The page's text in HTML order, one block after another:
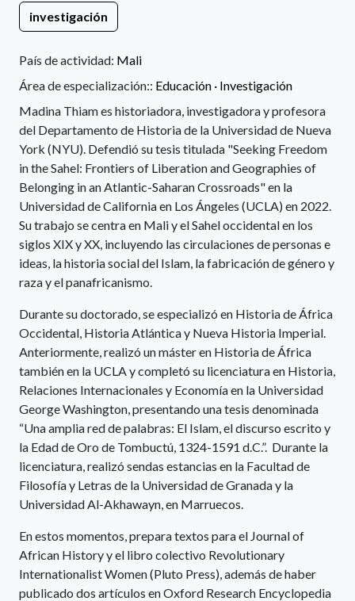
investigación
País de actividad: Mali
Área de especialización:: Educación · Investigación
Madina Thiam es historiadora, investigadora y profesora
del Departamento de Historia de la Universidad de Nueva
York (NYU). Defendió su tesis titulada "Seeking Freedom
in the Sahel: Frontiers of Liberation and Geographies of
Belonging in an Atlantic-Saharan Crossroads" en la
Universidad de California en Los Ángeles (UCLA) en 2022.
Su trabajo se centra en Mali y el Sahel occidental en los
siglos XIX y XX, incluyendo las circulaciones de personas e
ideas, la historia social del Islam, la fabricación de género y
raza y el panafricanismo.
Durante su doctorado, se especializó en Historia de África
Occidental, Historia Atlántica y Nueva Historia Imperial.
Anteriormente, realizó un máster en Historia de África
también en la UCLA y completó su licenciatura en Historia,
Relaciones Internacionales y Economía en la Universidad
George Washington, presentando una tesis denominada
“Una amplia red de palabras: El Islam, el discurso escrito y
la Edad de Oro de Tombuctú, 1324-1591 d.C.”. Durante la
licenciatura, realizó sendas estancias en la Facultad de
Filosofía y Letras de la Universidad de Granada y la
Universidad Al-Akhawayn, en Marruecos.
En estos momentos, prepara textos para el Journal of
African History y el libro colectivo Revolutionary
Internationalist Women (Pluto Press), además de haber
publicado dos artículos en Oxford Research Encyclopedia